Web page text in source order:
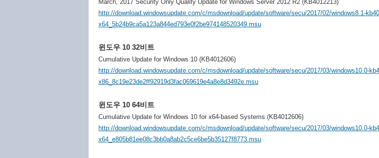
March, 2017 Security Only Quality Update for Windows Server 2012 R2 (KB4012213)
http://download.windowsupdate.com/c/msdownload/update/software/secu/2017/02/windows8.1-
x64_5b24b9ca5a123a844ed793e0f2be974148520349.msu
윈도우 10 32비트
Cumulative Update for Windows 10 (KB4012606)
http://download.windowsupdate.com/c/msdownload/update/software/secu/2017/03/windows10.0-
x86_8c19e23de2ff92919d3fac069619e4a8e8d3492e.msu
윈도우 10 64비트
Cumulative Update for Windows 10 for x64-based Systems (KB4012606)
http://download.windowsupdate.com/c/msdownload/update/software/secu/2017/03/windows10.0-
x64_e805b81ee08c3bb0a8ab2c5ce6be5b35127f8773.msu